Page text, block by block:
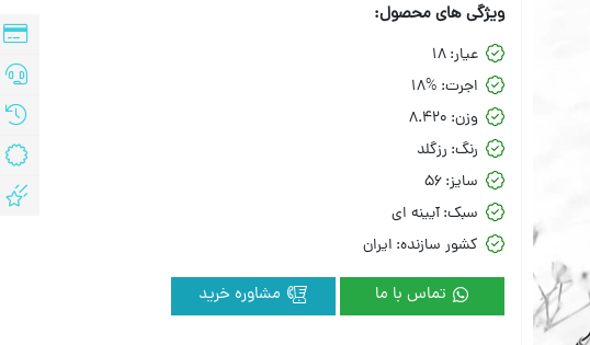
ویژگی های محصول:
عیار: 18
اجرت: 18%
وزن: 8.420
رنگ: رزگلد
سایز: 56
سبک: آیینه ای
کشور سازنده: ایران
تماس با ما